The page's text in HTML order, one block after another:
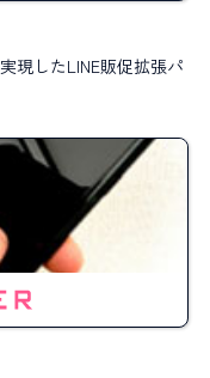
現したLINE販促拡張パ